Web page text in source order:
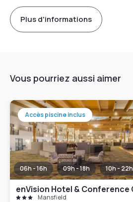
Plus d'informations
Vous pourriez aussi aimer
Accès piscine inclus
06h - 16h 09h - 18h 10h - 22h
Mansfield